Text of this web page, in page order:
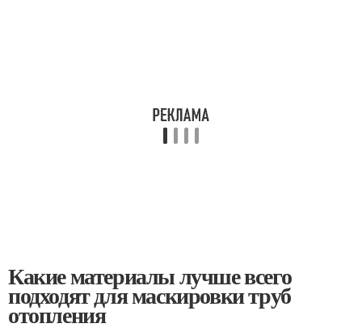
Какие материалы лучше всего
подходят для маскировки труб
отопления